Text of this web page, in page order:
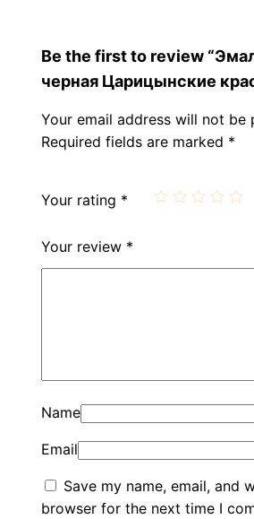
Be the first to review
черная Царицынские
Your email address will not be
Required fields are marked *
Your rating *
Your review *
Name
Email
Save my name, email, and
browser for the next time I